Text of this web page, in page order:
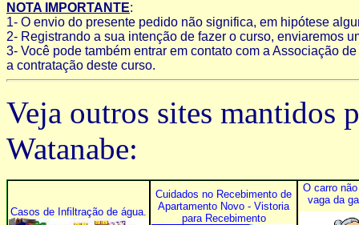
NOTA IMPORTANTE:
1- O envio do presente pedido não significa, em hipótese
2- Registrando a sua intenção de fazer o curso, enviaremos
3- Você pode também entrar em contato com a Associação
a contratação deste curso.
Veja outros sites mantidos
Watanabe:
Casos de Infiltração de água.
Cuidados no Recebimento de
Apartamento Novo - Vistoria
para Recebimento
O carro
vaga da